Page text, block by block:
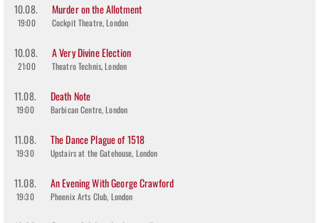
10.08.
19:00
Murder on the Allotment
Cockpit Theatre, London
10.08.
21:00
A Very Divine Election
Theatro Technis, London
11.08.
19:00
Death Note
Barbican Centre, London
11.08.
19:30
The Dance Plague of 1518
Upstairs at the Gatehouse, London
11.08.
19:30
An Evening With George Crawford
Phoenix Arts Club, London